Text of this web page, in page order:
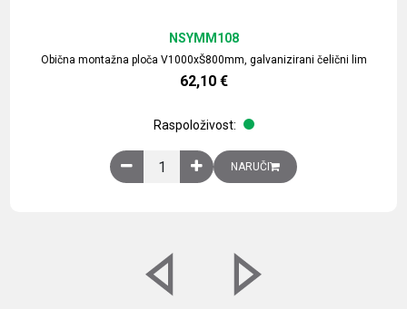
Obična montažna ploča V1000xŠ800mm, galvanizirani čelični lim
NSYMM108
62,10 €
Raspoloživost:
Obična montažna ploča V1000xŠ800mm,
NARUČI